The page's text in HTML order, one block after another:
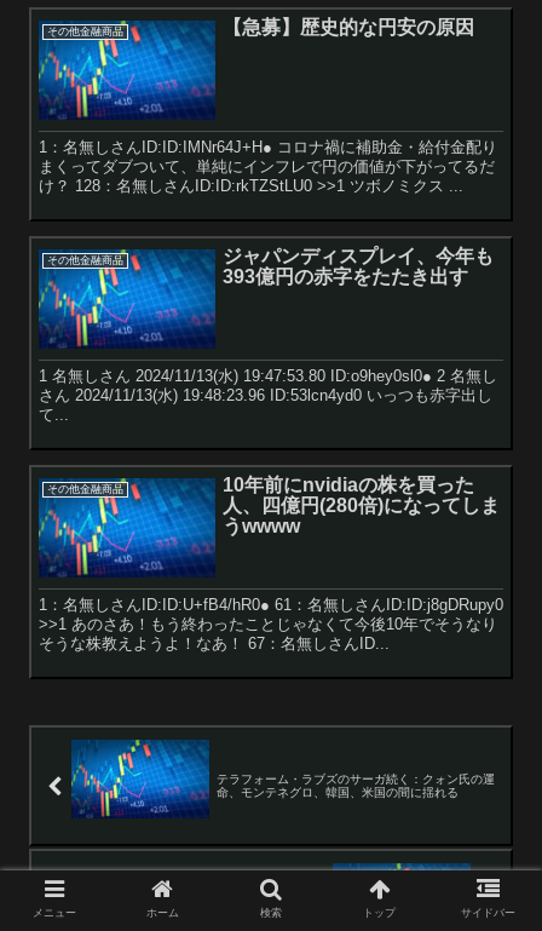
その他金融商品 【急募】歴史的な円安の原因
1：名無しさんID:ID:IMNr64J+H● コロナ禍に補助金・給付金配り
まくってダブついて、単純にインフレで円の価値が下がってるだ
け？ 128：名無しさんID:ID:rkTZStLU0 >>1 ツボノミクス ...
その他金融商品
ジャパンディスプレイ、今年も
393億円の赤字をたたき出す
1 名無しさん 2024/11/13(水) 19:47:53.80 ID:o9hey0sl0● 2 名無し
さん 2024/11/13(水) 19:48:23.96 ID:53lcn4yd0 いっつも赤字出し
て...
その他金融商品
10年前にnvidiaの株を買った
人、四億円(280倍)になってしま
うwwww
1：名無しさんID:ID:U+fB4/hR0● 61：名無しさんID:ID:j8gDRupy0
>>1 あのさあ！もう終わったことじゃなくて今後10年でそうなり
そうな株教えようよ！なあ！ 67：名無しさんID...
テラフォーム・ラブズのサーガ続く：クォン氏の運
命、モンテネグロ、韓国、米国の間に揺れる
ワイ、株式投資初心者2週間で60万円含み益が出る
メニュー ホーム 検索 トップ サイドバー